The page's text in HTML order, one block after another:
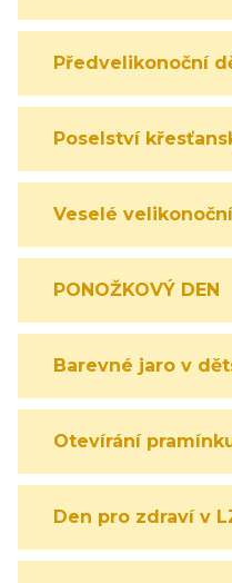
Předvelikonoční
Poselství
Veselé
PONOŽKOVÝ DEN
Barevné jaro v
Otevírání
Den pro zdraví v